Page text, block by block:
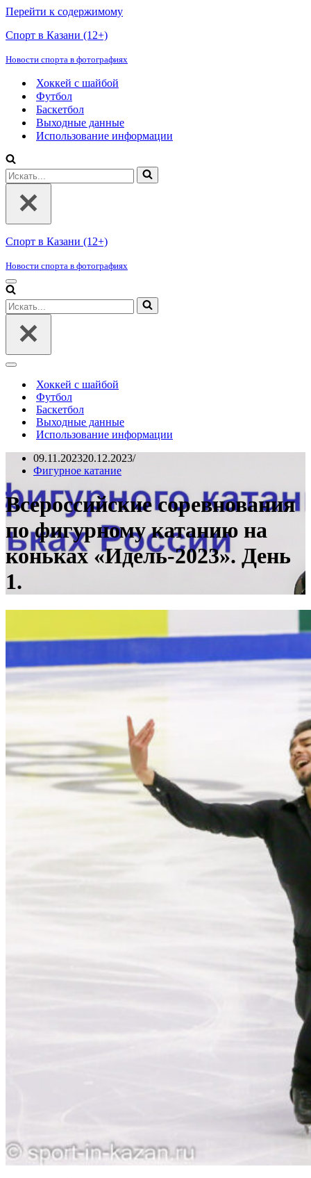
Перейти к содержимому
Спорт в Казани (12+)
Новости спорта в фотографиях
Хоккей с шайбой
Футбол
Баскетбол
Выходные данные
Использование информации
Искать...
Спорт в Казани (12+)
Новости спорта в фотографиях
Меню
навигации
Искать...
Меню
навигацииХоккей с шайбой
Футбол
Баскетбол
Выходные данные
Использование информации
09.11.202320.12.2023
Фигурное катание
Всероссийские соревнования
по фигурному катанию на
коньках «Идель-2023». День
1.